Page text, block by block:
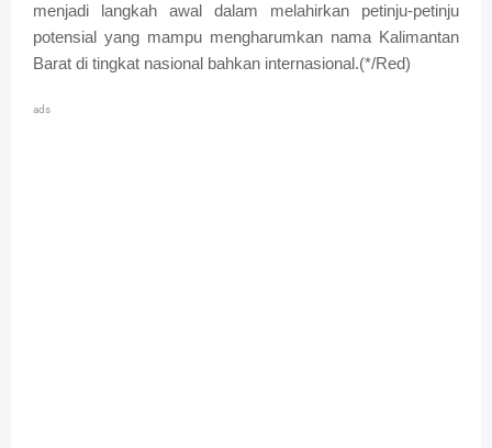
menjadi langkah awal dalam melahirkan petinju-petinju
potensial yang mampu mengharumkan nama Kalimantan
Barat di tingkat nasional bahkan internasional.(*/Red)
ads